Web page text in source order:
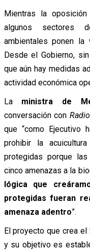
Mientras la
algunos sectores
ambientales ponen
Desde el Gobierno,
que aún hay medidas
actividad económica
La ministra de
conversación con
que “como Ejecutivo
prohibir la
protegidas porque
cinco amenazas a la
lógica que
protegidas fueran
amenaza adentro”.
El proyecto que crea
y su objetivo es